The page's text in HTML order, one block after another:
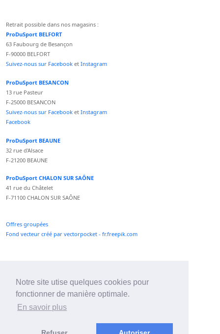
Notre site utise quelques cookies pour
fonctionner de manière optimale.
En savoir plus
Retrait possible dans nos magasins :
ProDuSport BELFORT
63 Faubourg de Besançon
F-90000 BELFORT
Suivez-nous sur Facebook et Instagram
ProDuSport BESANCON
13 rue Pasteur
F-25000 BESANCON
Suivez-nous sur Facebook et Instagram
Facebook
ProDuSport BEAUNE
32 rue d'Alsace
F-21200 BEAUNE
ProDuSport CHALON SUR SAÔNE
41 rue du Châtelet
F-71100 CHALON SUR SAÔNE
Offres groupées
Fond vecteur créé par vectorpocket - fr.freepik.com
Paiement Paypal accepté
Newsletter :